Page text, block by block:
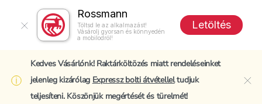
Rossmann
Töltsd le az alkalmazást!
Vásárolj gyorsan és könnyedén
a mobilodról!
Letöltés
Kedves Vásárlónk! Raktárköltözés miatt rendeléseinket
jelenleg kizárólag Expressz bolti átvételleltudjuk
teljesíteni. Köszönjük megértését és türelmét!